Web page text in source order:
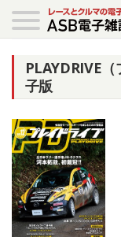
PLAYDRIVE
子版